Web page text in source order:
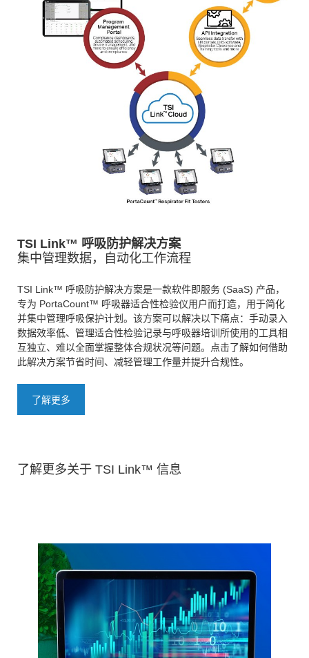
TSI Link™ 呼吸防护解决方案
集中管理数据，自动化工作流程
TSI Link™ 呼吸防护解决方案是一款软件即服务 (SaaS) 产品，
专为 PortaCount™ 呼吸器适合性检验仪用户而打造，用于简化
并集中管理呼吸保护计划。该方案可以解决以下痛点：手动录入
数据效率低、管理适合性检验记录与呼吸器培训所使用的工具相
互独立、难以全面掌握整体合规状况等问题。点击了解如何借助
此解决方案节省时间、减轻管理工作量并提升合规性。
了解更多
了解更多关于 TSI Link™ 信息